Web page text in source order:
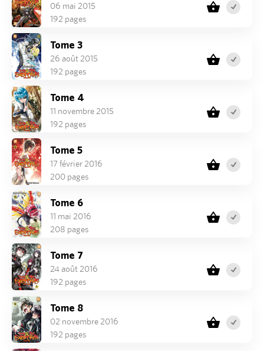
06 mai 2015
192 pages
Tome 3
26 août 2015
192 pages
Tome 4
11 novembre 2015
192 pages
Tome 5
17 février 2016
200 pages
Tome 6
11 mai 2016
208 pages
Tome 7
24 août 2016
192 pages
Tome 8
02 novembre 2016
192 pages